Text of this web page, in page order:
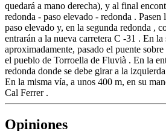
quedará a mano derecha), y al final
redonda - paso elevado - redonda . Pasen
paso elevado y, en la segunda redonda ,
entrarán a la nueva carretera C -31 . En
aproximadamente, pasado el puente
el pueblo de Torroella de Fluvià . En la
redonda donde se debe girar a la
En la misma vía, a unos 400 m, en su
Cal Ferrer .
Opiniones